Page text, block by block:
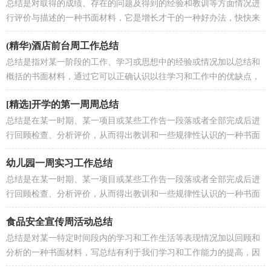
总结是对取得的成绩、存在的问题及得到的经验和教训等方面情况进
行评价与描述的一种书面材料，它是增长才干的一种好办法，快快来
写一份总结吧。总结怎么写才不会...
(精华)酒店前台周工作总结
总结是指对某一阶段的工作、学习或思想中的经验或情况加以总结和
概括的书面材料，通过它可以正确认识以往学习和工作中的优缺点，
不如立即行动起来写一份总结吧。...
[精选]开学的第一周周总结
总结是在某一时期、某一项目或某些工作告一段落或者全部完成后进
行回顾检查、分析评价，从而得出教训和一些规律性认识的一种书面
材料，它能帮我们理顺知识结构，...
幼儿园一周实习工作总结
总结是在某一时期、某一项目或某些工作告一段落或者全部完成后进
行回顾检查、分析评价，从而得出教训和一些规律性认识的一种书面
材料，它可以给我们下一阶段的学...
食品安全宣传周活动总结
总结是对某一特定时间段内的学习和工作生活等表现情况加以回顾和
分析的一种书面材料，写总结有利于我们学习和工作能力的提高，因
此好好准备一份总结吧。那么我们...